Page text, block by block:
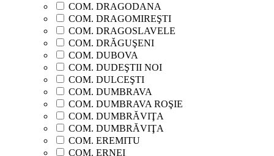
COM. DRAGODANA
COM. DRAGOMIREŞTI
COM. DRAGOSLAVELE
COM. DRĂGUŞENI
COM. DUBOVA
COM. DUDEŞTII NOI
COM. DULCEŞTI
COM. DUMBRAVA
COM. DUMBRAVA ROŞIE
COM. DUMBRĂVIŢA
COM. DUMBRĂVIŢA
COM. EREMITU
COM. ERNEI